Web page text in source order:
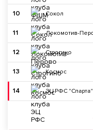
10 Сокол
11 Локомотив-
12 Строгино
13 Космос
14 ЭЦ РФС "Спарта"